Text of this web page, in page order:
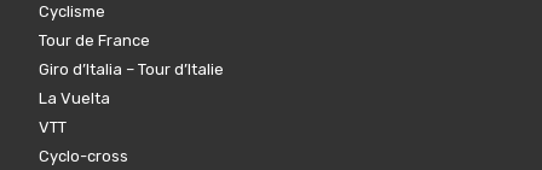
Cyclisme
Tour de France
Giro d’Italia – Tour d’Italie
La Vuelta
VTT
Cyclo-cross